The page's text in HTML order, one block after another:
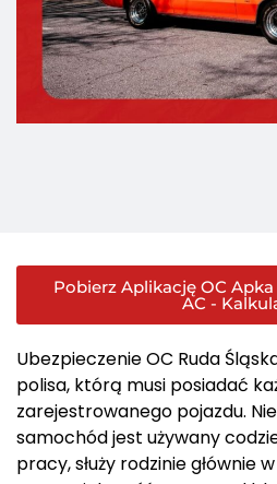
Pobierz Aplikację OC
AC -
Ubezpieczenie OC Ruda
polisa, którą musi posiadać
zarejestrowanego pojazdu.
samochód jest używany
pracy, służy rodzinie głównie